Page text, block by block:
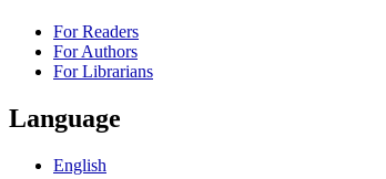
For Readers
For Authors
For Librarians
Language
English